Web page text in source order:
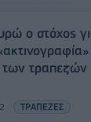
ο στόχος
των τραπεζών
ΤΡΑΠΕΖΕΣ